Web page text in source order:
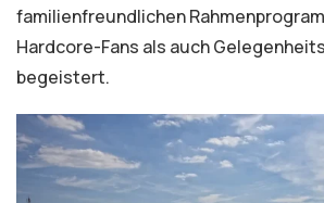
familienfreundlichen
Hardcore-Fans als auch
begeistert.